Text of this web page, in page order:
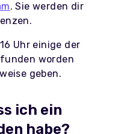
. Sie werden dir
Uhr einige der
worden
geben.
ich ein
habe?